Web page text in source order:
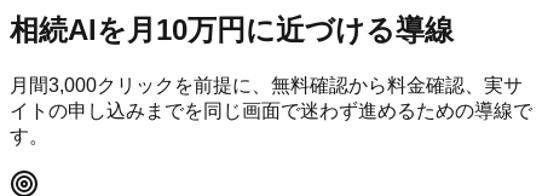
相続AIを月10万円に近づける導線
月間3,000クリックを前提に、無料確認から料金確認、実サ
イトの申し込みまでを同じ画面で迷わず進めるための導線で
す。